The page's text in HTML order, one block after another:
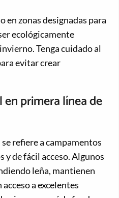
en zonas designadas para
ecológicamente
Tenga cuidado al
evitar crear
primera línea de
refiere a campamentos
y de fácil acceso. Algunos
leña, mantienen
a excelentes